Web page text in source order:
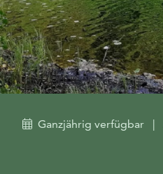
Ganzjährig verfügbar |